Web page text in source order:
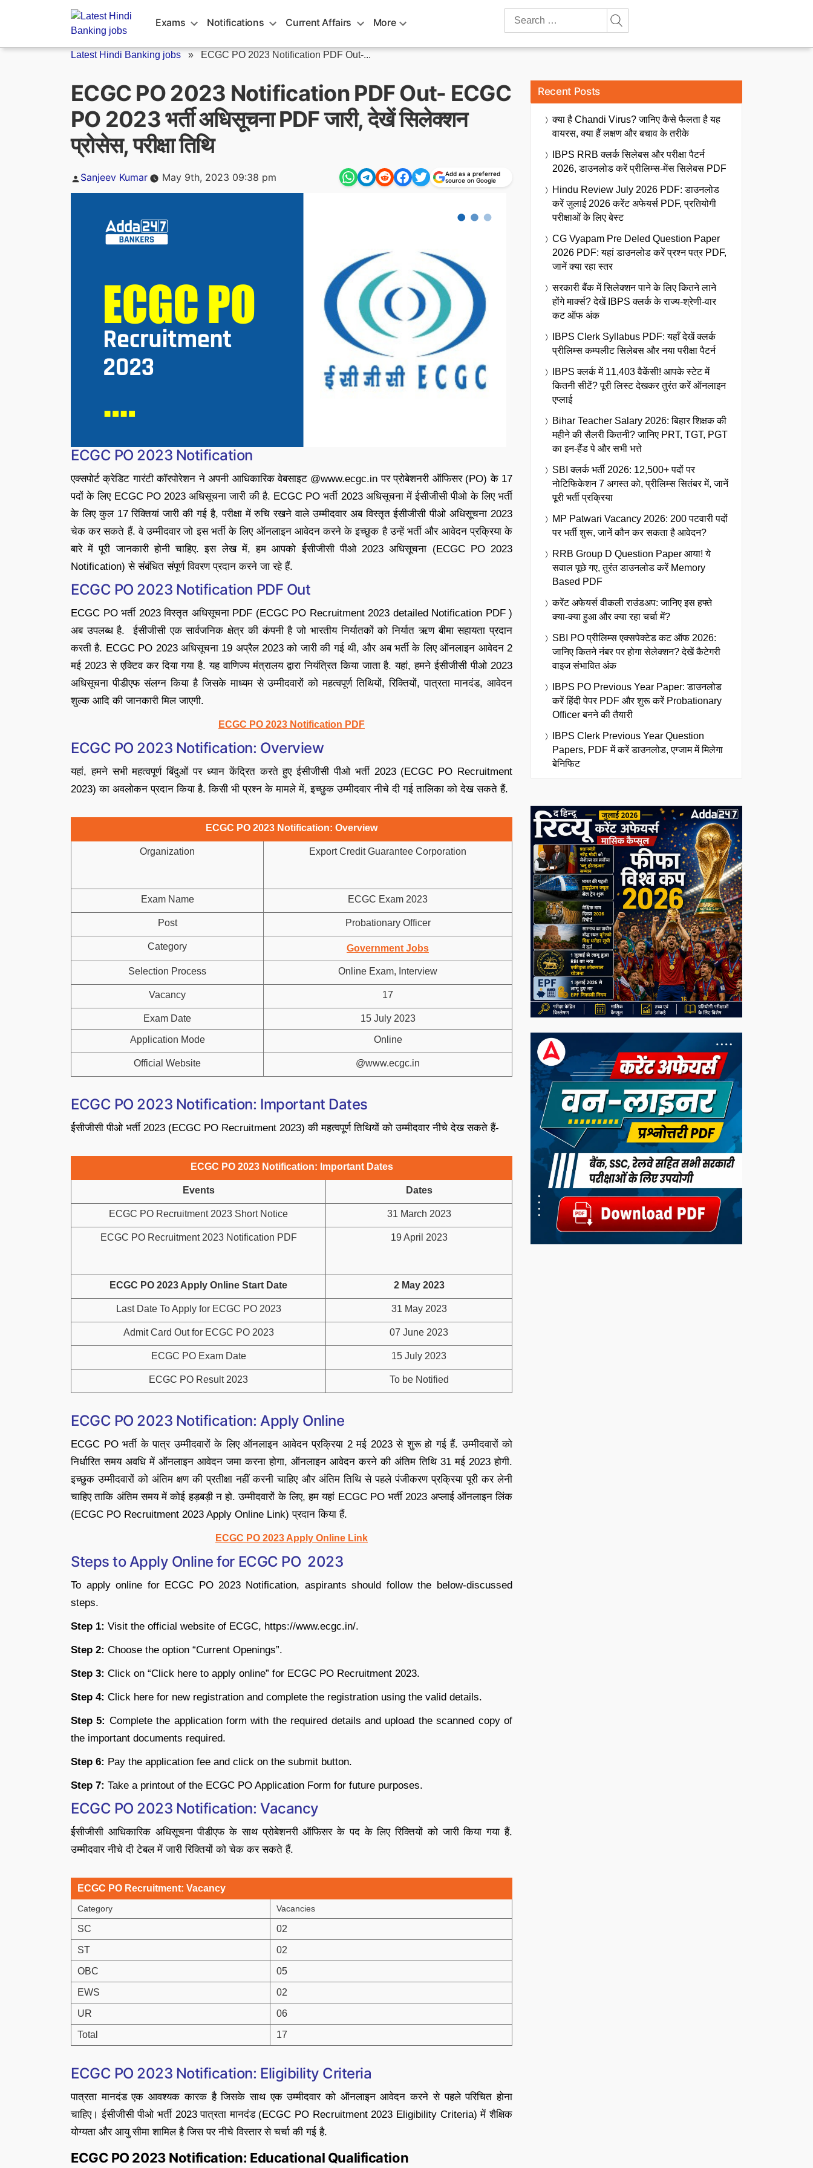
Exams Notifications Current Affairs More
Search
Latest Hindi Banking jobs » ECGC PO 2023 Notification PDF Out-...
ECGC PO 2023 Notification PDF Out- ECGC
PO 2023 भर्ती अधिसूचना PDF जारी, देखें सिलेक्शन
प्रोसेस, परीक्षा तिथि
Posted
Sanjeev Kumar May 9th, 2023 09:38 pm
Add as a preferred
source on Google
ECGC PO 2023 Notification
एक्सपोर्ट क्रेडिट गारंटी कॉरपोरेशन ने अपनी आधिकारिक वेबसाइट @www.ecgc.in पर प्रोबेशनरी ऑफिसर (PO) के 17
पदों के लिए ECGC PO 2023 अधिसूचना जारी की है. ECGC PO भर्ती 2023 अधिसूचना में ईसीजीसी पीओ के लिए भर्ती
के लिए कुल 17 रिक्तियां जारी की गई है, परीक्षा में रुचि रखने वाले उम्मीदवार अब विस्तृत ईसीजीसी पीओ अधिसूचना 2023
चेक कर सकते हैं. वे उम्मीदवार जो इस भर्ती के लिए ऑनलाइन आवेदन करने के इच्छुक है उन्हें भर्ती और आवेदन प्रक्रिया के
बारे में पूरी जानकारी होनी चाहिए. इस लेख में, हम आपको ईसीजीसी पीओ 2023 अधिसूचना (ECGC PO 2023
Notification) से संबंधित संपूर्ण विवरण प्रदान करने जा रहे हैं.
ECGC PO 2023 Notification PDF Out
ECGC PO भर्ती 2023 विस्तृत अधिसूचना PDF (ECGC PO Recruitment 2023 detailed Notification PDF )
अब उपलब्ध है. ईसीजीसी एक सार्वजनिक क्षेत्र की कंपनी है जो भारतीय निर्यातकों को निर्यात ऋण बीमा सहायता प्रदान
करती है. ECGC PO 2023 अधिसूचना 19 अप्रैल 2023 को जारी की गई थी, और अब भर्ती के लिए ऑनलाइन आवेदन 2
मई 2023 से एक्टिव कर दिया गया है. यह वाणिज्य मंत्रालय द्वारा नियंत्रित किया जाता है. यहां, हमने ईसीजीसी पीओ 2023
अधिसूचना पीडीएफ संलग्न किया है जिसके माध्यम से उम्मीदवारों को महत्वपूर्ण तिथियों, रिक्तियों, पात्रता मानदंड, आवेदन
शुल्क आदि की जानकारी मिल जाएगी.
ECGC PO 2023 Notification PDF
ECGC PO 2023 Notification: Overview
यहां, हमने सभी महत्वपूर्ण बिंदुओं पर ध्यान केंद्रित करते हुए ईसीजीसी पीओ भर्ती 2023 (ECGC PO Recruitment
2023) का अवलोकन प्रदान किया है. किसी भी प्रश्न के मामले में, इच्छुक उम्मीदवार नीचे दी गई तालिका को देख सकते हैं.
ECGC PO 2023 Notification: Overview
Organization Export Credit Guarantee Corporation
Exam Name ECGC Exam 2023
Post Probationary Officer
Category Government Jobs
Selection Process Online Exam, Interview
Vacancy 17
Exam Date 15 July 2023
Application Mode Online
Official Website @www.ecgc.in
ECGC PO 2023 Notification: Important Dates
ईसीजीसी पीओ भर्ती 2023 (ECGC PO Recruitment 2023) की महत्वपूर्ण तिथियों को उम्मीदवार नीचे देख सकते हैं-
ECGC PO 2023 Notification: Important Dates
Events Dates
ECGC PO Recruitment 2023 Short Notice 31 March 2023
ECGC PO Recruitment 2023 Notification PDF 19 April 2023
ECGC PO 2023 Apply Online Start Date 2 May 2023
Last Date To Apply for ECGC PO 2023 31 May 2023
Admit Card Out for ECGC PO 2023 07 June 2023
ECGC PO Exam Date 15 July 2023
ECGC PO Result 2023 To be Notified
ECGC PO 2023 Notification: Apply Online
ECGC PO भर्ती के पात्र उम्मीदवारों के लिए ऑनलाइन आवेदन प्रक्रिया 2 मई 2023 से शुरू हो गई हैं. उम्मीदवारों को
निर्धारित समय अवधि में ऑनलाइन आवेदन जमा करना होगा, ऑनलाइन आवेदन करने की अंतिम तिथि 31 मई 2023 होगी.
इच्छुक उम्मीदवारों को अंतिम क्षण की प्रतीक्षा नहीं करनी चाहिए और अंतिम तिथि से पहले पंजीकरण प्रक्रिया पूरी कर लेनी
चाहिए ताकि अंतिम समय में कोई हड़बड़ी न हो. उम्मीदवारों के लिए, हम यहां ECGC PO भर्ती 2023 अप्लाई ऑनलाइन लिंक
(ECGC PO Recruitment 2023 Apply Online Link) प्रदान किया हैं.
ECGC PO 2023 Apply Online Link
Steps to Apply Online for ECGC PO 2023
To apply online for ECGC PO 2023 Notification, aspirants should follow the below-discussed
steps.
Step 1: Visit the official website of ECGC, https://www.ecgc.in/.
Step 2: Choose the option “Current Openings”.
Step 3: Click on “Click here to apply online” for ECGC PO Recruitment 2023.
Step 4: Click here for new registration and complete the registration using the valid details.
Step 5: Complete the application form with the required details and upload the scanned copy of
the important documents required.
Step 6: Pay the application fee and click on the submit button.
Step 7: Take a printout of the ECGC PO Application Form for future purposes.
ECGC PO 2023 Notification: Vacancy
ईसीजीसी आधिकारिक अधिसूचना पीडीएफ के साथ प्रोबेशनरी ऑफिसर के पद के लिए रिक्तियों को जारी किया गया हैं.
उम्मीदवार नीचे दी टेबल में जारी रिक्तियों को चेक कर सकते हैं.
ECGC PO Recruitment: Vacancy
Category Vacancies
SC 02
ST 02
OBC 05
EWS 02
UR 06
Total 17
ECGC PO 2023 Notification: Eligibility Criteria
पात्रता मानदंड एक आवश्यक कारक है जिसके साथ एक उम्मीदवार को ऑनलाइन आवेदन करने से पहले परिचित होना
चाहिए। ईसीजीसी पीओ भर्ती 2023 पात्रता मानदंड (ECGC PO Recruitment 2023 Eligibility Criteria) में शैक्षिक
योग्यता और आयु सीमा शामिल है जिस पर नीचे विस्तार से चर्चा की गई है.
ECGC PO 2023 Notification: Educational Qualification
Recent Posts
क्या है Chandi Virus? जानिए कैसे फैलता है यह
वायरस, क्या हैं लक्षण और बचाव के तरीके
IBPS RRB क्लर्क सिलेबस और परीक्षा पैटर्न
2026, डाउनलोड करें प्रीलिम्स-मेंस सिलेबस PDF
Hindu Review July 2026 PDF: डाउनलोड
करें जुलाई 2026 करेंट अफेयर्स PDF, प्रतियोगी
परीक्षाओं के लिए बेस्ट
CG Vyapam Pre Deled Question Paper
2026 PDF: यहां डाउनलोड करें प्रश्न पत्र PDF,
जानें क्या रहा स्तर
सरकारी बैंक में सिलेक्शन पाने के लिए कितने लाने
होंगे मार्क्स? देखें IBPS क्लर्क के राज्य-श्रेणी-वार
कट ऑफ अंक
IBPS Clerk Syllabus PDF: यहाँ देखें क्लर्क
प्रीलिम्स कम्पलीट सिलेबस और नया परीक्षा पैटर्न
IBPS क्लर्क में 11,403 वैकेंसी! आपके स्टेट में
कितनी सीटें? पूरी लिस्ट देखकर तुरंत करें ऑनलाइन
एप्लाई
Bihar Teacher Salary 2026: बिहार शिक्षक की
महीने की सैलरी कितनी? जानिए PRT, TGT, PGT
का इन-हैंड पे और सभी भत्ते
SBI क्लर्क भर्ती 2026: 12,500+ पदों पर
नोटिफिकेशन 7 अगस्त को, प्रीलिम्स सितंबर में, जानें
पूरी भर्ती प्रक्रिया
MP Patwari Vacancy 2026: 200 पटवारी पदों
पर भर्ती शुरू, जानें कौन कर सकता है आवेदन?
RRB Group D Question Paper आया! ये
सवाल पूछे गए, तुरंत डाउनलोड करें Memory
Based PDF
करेंट अफेयर्स वीकली राउंडअप: जानिए इस हफ्ते
क्या-क्या हुआ और क्या रहा चर्चा में?
SBI PO प्रीलिम्स एक्सपेक्टेड कट ऑफ 2026:
जानिए कितने नंबर पर होगा सेलेक्शन? देखें कैटेगरी
वाइज संभावित अंक
IBPS PO Previous Year Paper: डाउनलोड
करें हिंदी पेपर PDF और शुरू करें Probationary
Officer बनने की तैयारी
IBPS Clerk Previous Year Question
Papers, PDF में करें डाउनलोड, एग्जाम में मिलेगा
बेनिफिट